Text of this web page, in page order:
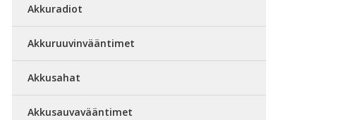
Akkuradiot
Akkuruuvinvääntimet
Akkusahat
Akkusauvavääntimet